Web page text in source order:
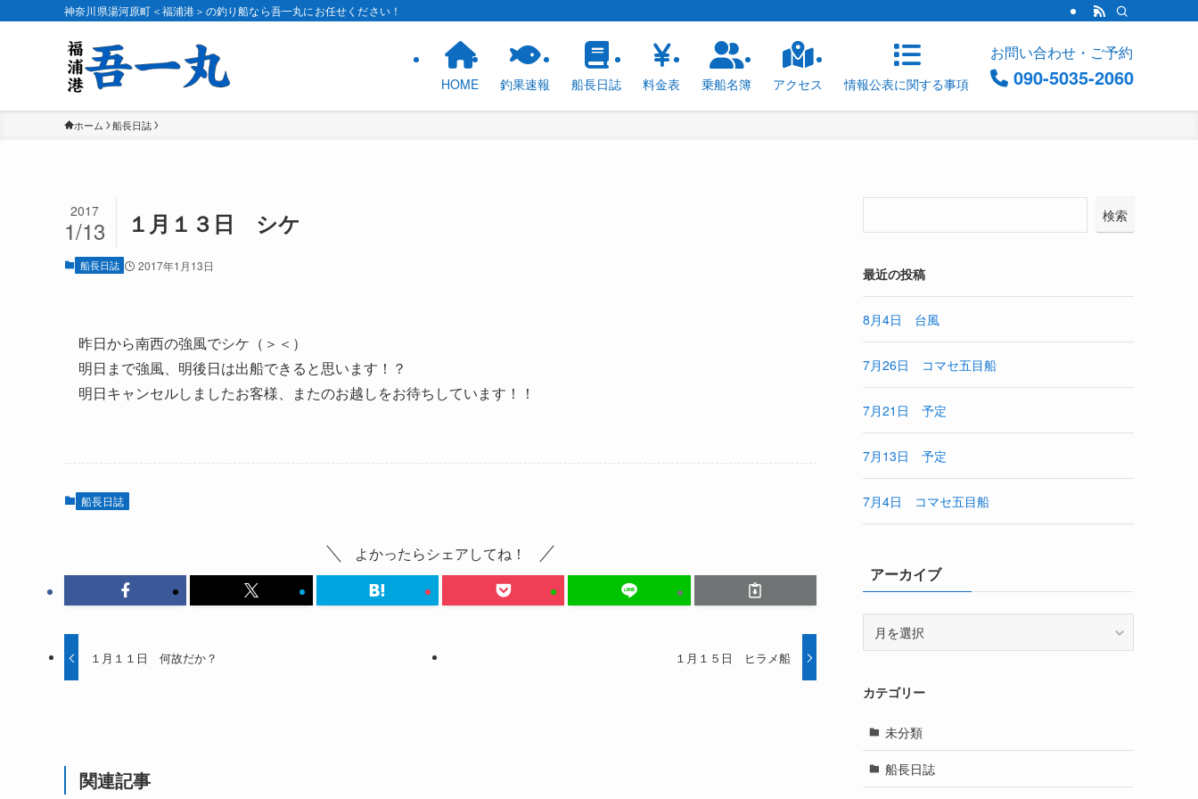
神奈川県湯河原町＜福浦港＞の釣り船なら吾一丸にお任せください！
HOME 釣果速報 船長日誌 料金表 乗船名簿 アクセス 情報公表に関する事項
お問い合わせ・ご予約
090-5035-2060
ホーム 船長日誌
１月１３日 シケ
2017
1/13
船長日誌 2017年1月13日
昨日から南西の強風でシケ（＞＜）
明日まで強風、明後日は出船できると思います！？
明日キャンセルしましたお客様、またのお越しをお待ちしています！！
船長日誌
よかったらシェアしてね！
１月１１日 何故だか？ １月１５日 ヒラメ船
関連記事
検索
最近の投稿
8月4日 台風
7月26日 コマセ五目船
7月21日 予定
7月13日 予定
7月4日 コマセ五目船
アーカイブ
ブ
カテゴリー
未分類
船長日誌